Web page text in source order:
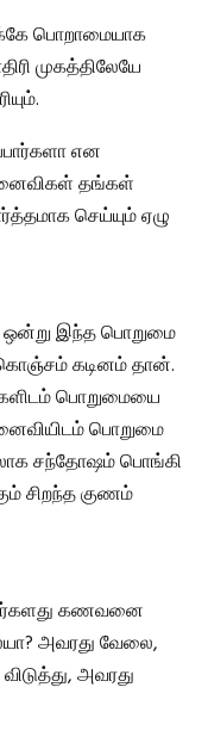
பொறாமையாக
முகத்திலேயே
என
தங்கள்
செய்யும் ஏழு
ஒன்று இந்த பொறுமை
கடினம் தான்.
பொறுமையை
பொறுமை
சந்தோஷம் பொங்கி
சிறந்த குணம்
கணவனை
அவரது வேலை,
அவரது